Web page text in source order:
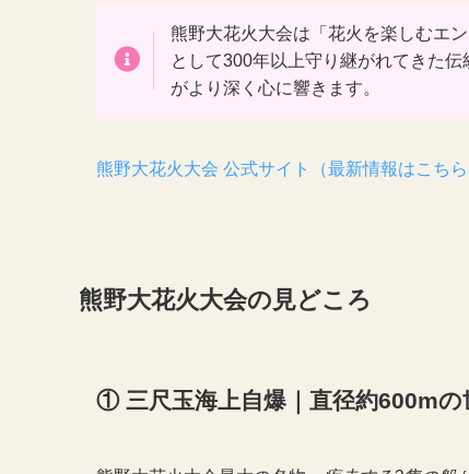
熊野大花火大会は「花火を楽しむエ
として300年以上守り継がれてきた
がより深く心に響きます。
熊野大花火大会 公式サイト（最新情報はこちら
熊野大花火大会の見どころ
① 三尺玉海上自爆｜直径約600m